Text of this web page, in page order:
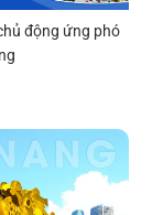
động ứng phó